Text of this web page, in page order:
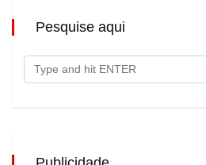
Pesquise aqui